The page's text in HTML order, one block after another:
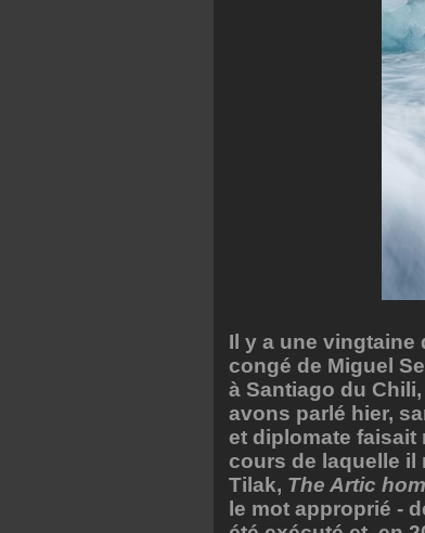
Il y a une vingtaine
congé de Miguel
à Santiago du
avons parlé hier,
et diplomate faisait
cours de laquelle il
Tilak, The Artic
le mot approprié -